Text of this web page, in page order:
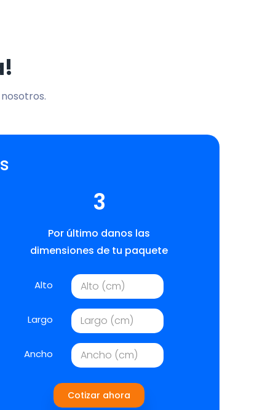
3
Por último danos las
dimensiones de tu paquete
Alto
Largo
Ancho
Cotizar ahora